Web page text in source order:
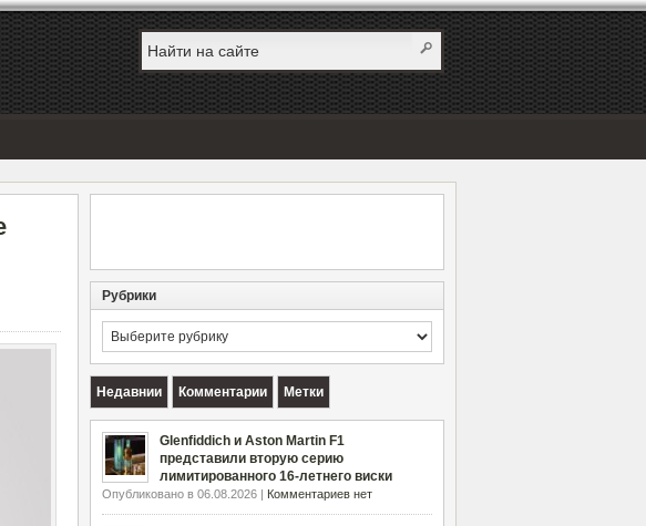
Рубрики
Рубрики
Недавнии Комментарии Метки
Glenfiddich и Aston Martin F1
представили вторую серию
лимитированного 16-летнего виски
Опубликовано в 06.08.2026 | Комментариев нет